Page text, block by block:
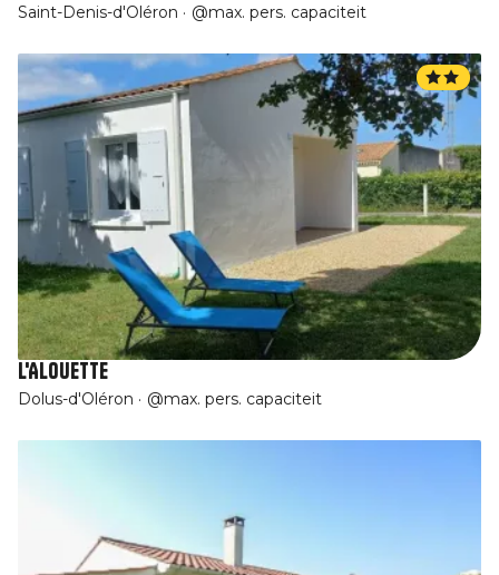
Saint-Denis-d'Oléron @max. pers. capaciteit
L'Alouette
Dolus-d'Oléron @max. pers. capaciteit